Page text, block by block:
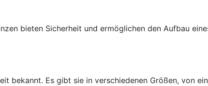
bieten Sicherheit und ermöglichen den Aufbau
bekannt. Es gibt sie in verschiedenen Größen, von